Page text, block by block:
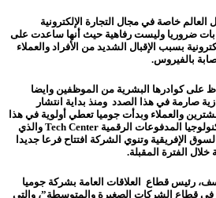
خاصة في مجال التجارة الإلكترونية
بات ضروريا وليست رفاهية حيث أنها ساعدت على
بسبب الإقبال الشديد من الأفراد والعملاء
بالفيروس.
كوادرها البشرية من الموظفين وايضا
صارمة في هذا الصدد ومنذ بداية انتشار
والعملاء وبدأت جوميا تعطي أولوية في هذا
المدفوعات الرقمية Tech Center والذي
الإفريقية وتنوي الشركة افتتاح فرعا جديدا
الفترة المقبلة.
رئيس قطاع العلاقات العامة بشركة جوميا
قطاع الشركات الصغيرة والمتوسطة”، والتي